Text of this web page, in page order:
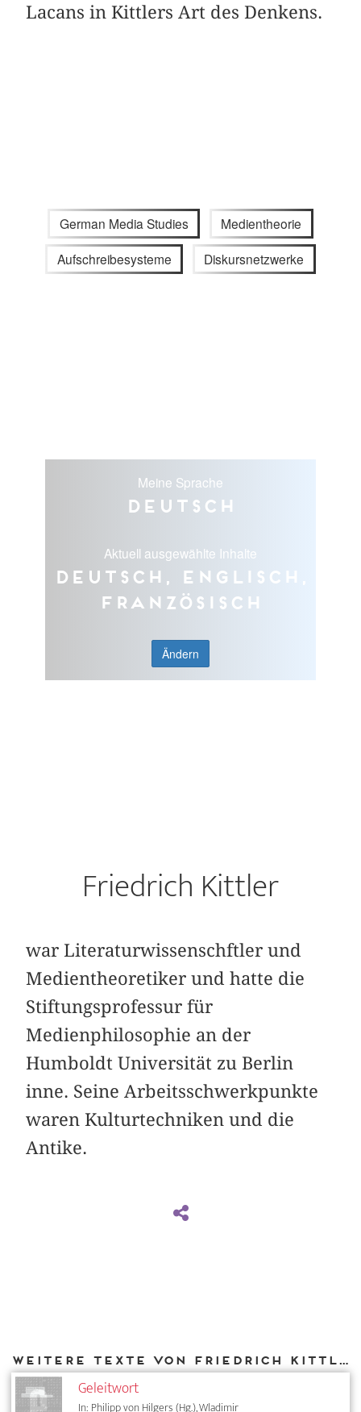
Lacans in Kittlers Art des Denkens.
German Media Studies Medientheorie
Aufschreibesysteme Diskursnetzwerke
Meine Sprache
Deutsch
Aktuell ausgewählte Inhalte
Deutsch, Englisch,
Französisch
Ändern
Friedrich Kittler
war Literaturwissenschftler und
Medientheoretiker und hatte die
Stiftungsprofessur für
Medienphilosophie an der
Humboldt Universität zu Berlin
inne. Seine Arbeitsschwerkpunkte
waren Kulturtechniken und die
Antike.
Weitere Texte von Friedrich Kittler bei DIAPHANES
Geleitwort
In: Philipp von Hilgers (Hg.), Wladimir